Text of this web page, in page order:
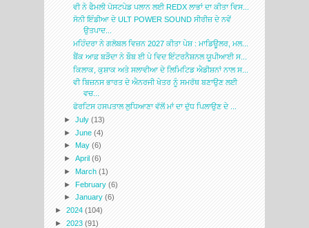
ਵੀ ਨੇ ਫੈਮਲੀ ਪੋਸਟਪੇਡ ਪਲਾਨ ਲਈ REDX ਲਾਭਾਂ ਦਾ ਕੀਤਾ ਵਿਸ...
ਸੋਨੀ ਇੰਡੀਆ ਦੇ ULT POWER SOUND ਸੀਰੀਜ਼ ਦੇ ਨਵੇਂ
ਉਤਪਾਦ...
ਮਹਿੰਦਰਾ ਨੇ ਗਲੋਬਲ ਵਿਜ਼ਨ 2027 ਕੀਤਾ ਪੇਸ਼ : ਮਾਡਿਊਲਰ, ਮਲ...
ਬੈਂਕ ਆਫ਼ ਬੜੌਦਾ ਨੇ ਬੌਬ ਈ ਪੇ ਵਿਦ ਇੰਟਰਨੈਸ਼ਨਲ ਯੂਪੀਆਈ ਸ...
ਕਿਲਾਕ, ਕੁਸ਼ਾਕ ਅਤੇ ਸਲਾਵੀਆ ਦੇ ਲਿਮਿਟਿਡ ਐਡੀਸ਼ਨਾਂ ਨਾਲ ਸ...
ਵੀ ਬਿਜ਼ਨਸ ਭਾਰਤ ਦੇ ਐਨਰਜੀ ਖੇਤਰ ਨੂੰ ਸਮਰੱਥ ਬਣਾਉਣ ਲਈ
ਵਚ...
ਫੋਰਟਿਸ ਹਸਪਤਾਲ ਲੁਧਿਆਣਾ ਵੱਲੋਂ ਮਾਂ ਦਾ ਦੁੱਧ ਪਿਲਾਉਣ ਦੇ ...
►July(13)
►June(4)
► May(6)
►April(6)
► March(1)
►February(6)
►January(6)
► 2024 (104)
► 2023 (91)